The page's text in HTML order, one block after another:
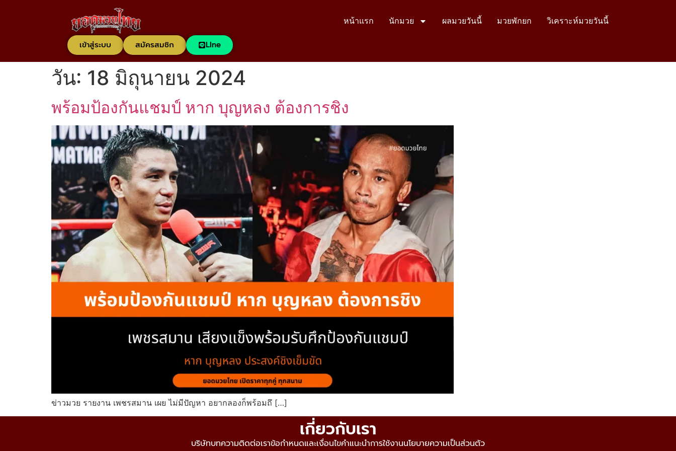
หน้าแรก นักมวย ผลมวยวันนี้ มวยพักยก วิเคราะห์มวยวันนี้
เข้าสู่ระบบ สมัครสมชิก LIne
วัน: 18 มิถุนายน 2024
พร้อมป้องกันแชมป์ หาก บุญหลง ต้องการชิง
ข่าวมวย รายงาน เพชรสมาน เผย ไม่มีปัญหา อยากลองก็พร้อมถึ […]
เกี่ยวกับเรา
บริษัทบทความติดต่อเราข้อกำหนดและเงื่อนไขคำแนะนำการใช้งานนโยบายความเป็นส่วนตัว